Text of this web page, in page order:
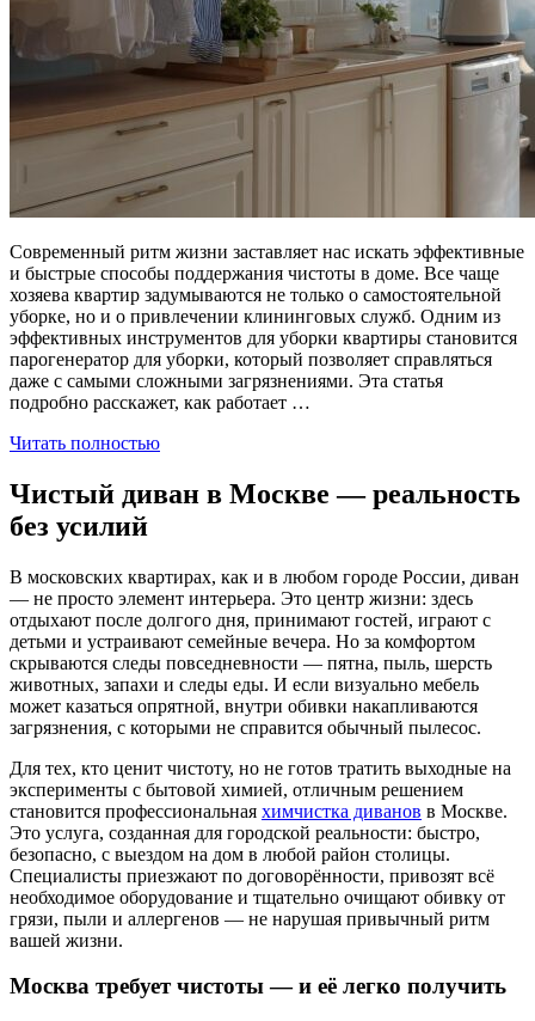
Современный ритм жизни заставляет нас искать эффективные
и быстрые способы поддержания чистоты в доме. Все чаще
хозяева квартир задумываются не только о самостоятельной
уборке, но и о привлечении клининговых служб. Одним из
эффективных инструментов для уборки квартиры становится
парогенератор для уборки, который позволяет справляться
даже с самыми сложными загрязнениями. Эта статья
подробно расскажет, как работает …
Читать полностью
Чистый диван в Москве — реальность
без усилий
В московских квартирах, как и в любом городе России, диван
— не просто элемент интерьера. Это центр жизни: здесь
отдыхают после долгого дня, принимают гостей, играют с
детьми и устраивают семейные вечера. Но за комфортом
скрываются следы повседневности — пятна, пыль, шерсть
животных, запахи и следы еды. И если визуально мебель
может казаться опрятной, внутри обивки накапливаются
загрязнения, с которыми не справится обычный пылесос.
Для тех, кто ценит чистоту, но не готов тратить выходные на
эксперименты с бытовой химией, отличным решением
становится профессиональная химчистка диванов в Москве.
Это услуга, созданная для городской реальности: быстро,
безопасно, с выездом на дом в любой район столицы.
Специалисты приезжают по договорённости, привозят всё
необходимое оборудование и тщательно очищают обивку от
грязи, пыли и аллергенов — не нарушая привычный ритм
вашей жизни.
Москва требует чистоты — и её легко получить